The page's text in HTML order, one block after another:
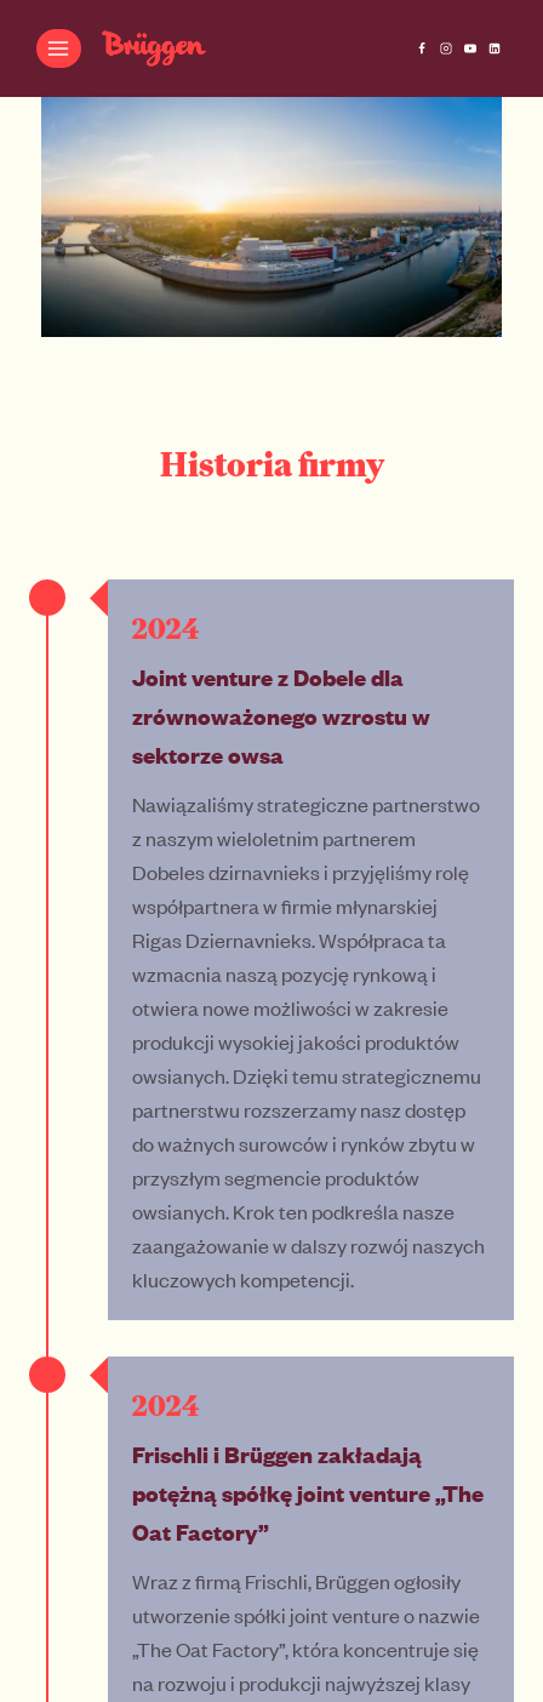
Historia firmy
2024
Joint venture z Dobele dla
zrównoważonego wzrostu w
sektorze owsa
Nawiązaliśmy strategiczne partnerstwo
z naszym wieloletnim partnerem
Dobeles dzirnavnieks i przyjęliśmy rolę
współpartnera w firmie młynarskiej
Rigas Dziernavnieks. Współpraca ta
wzmacnia naszą pozycję rynkową i
otwiera nowe możliwości w zakresie
produkcji wysokiej jakości produktów
owsianych. Dzięki temu strategicznemu
partnerstwu rozszerzamy nasz dostęp
do ważnych surowców i rynków zbytu w
przyszłym segmencie produktów
owsianych. Krok ten podkreśla nasze
zaangażowanie w dalszy rozwój naszych
kluczowych kompetencji.
2024
Frischli i Brüggen zakładają
potężną spółkę joint venture „The
Oat Factory”
Wraz z firmą Frischli, Brüggen ogłosiły
utworzenie spółki joint venture o nazwie
„The Oat Factory”, która koncentruje się
na rozwoju i produkcji najwyższej klasy